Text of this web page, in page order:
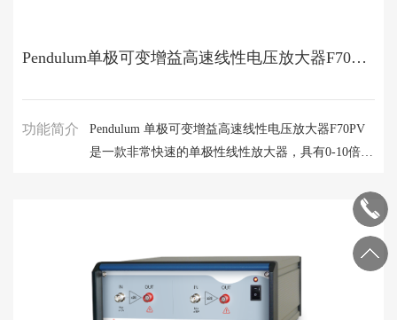
Pendulum单极可变增益高速线性电压放大器F70PV是一款非常快速的单极性线性放大器
功能简介
Pendulum 单极可变增益高速线性电压放大器F70PV
是一款非常快速的单极性线性放大器，具有0-10倍的